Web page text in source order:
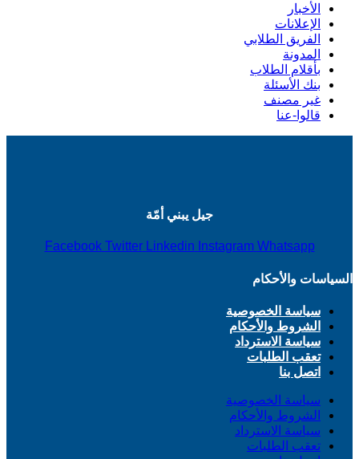
الأخبار
الإعلانات
الفريق الطلابي
المدونة
بأقلام الطلاب
بنك الأسئلة
غير مصنف
قالوا-عنا
جيل يبني أمّة
Facebook Twitter Linkedin Instagram Whatsapp
السياسات والأحكام
سياسة الخصوصية
الشروط والأحكام
سياسة الاسترداد
تعقب الطلبات
اتصل بنا
سياسة الخصوصية
الشروط والأحكام
سياسة الاسترداد
تعقب الطلبات